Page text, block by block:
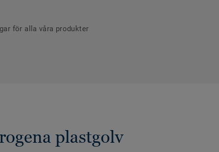
för alla våra produkter
plastgolv